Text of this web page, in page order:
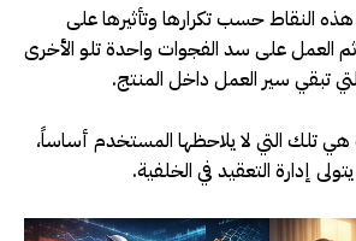
النقاط حسب تكرارها وتأثيرها على
العمل على سد الفجوات واحدة تلو الأخرى
تبقي سير العمل داخل المنتج.
تلك التي لا يلاحظها المستخدم أساساً،
إدارة التعقيد في الخلفية.